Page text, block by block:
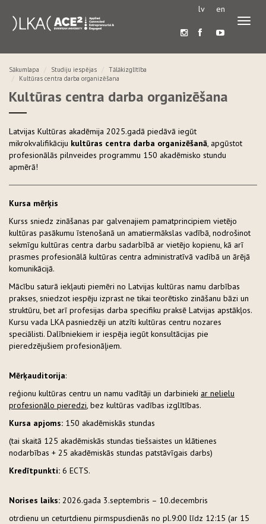
lv en
Sākumlapa Studiju iespējas
Tālākizglītība
Kultūras centra darba organizēšana
Kultūras centra darba organizēšana
Latvijas Kultūras akadēmija 2025.gadā piedāvā iegūt
mikrokvalifikāciju kultūras centra darba organizēšanā, apgūstot
profesionālās pilnveides programmu 150 akadēmisko stundu
apmērā!
Kursa mērķis
Kurss sniedz zināšanas par galvenajiem pamatprincipiem vietējo
kultūras pasākumu īstenošanā un amatiermākslas vadībā, nodrošinot
sekmīgu kultūras centra darbu sadarbībā ar vietējo kopienu, kā arī
prasmes profesionālā kultūras centra administratīvā vadībā un ārējā
komunikācijā.
Mācību saturā iekļauti piemēri no Latvijas kultūras namu darbības
prakses, sniedzot iespēju izprast ne tikai teorētisko zināšanu bāzi un
struktūru, bet arī profesijas darba specifiku praksē Latvijas apstākļos.
Kursu vada LKA pasniedzēji un atzīti kultūras centru nozares
speciālisti. Dalībniekiem ir iespēja iegūt konsultācijas pie
pieredzējušiem profesionāļiem.
Mērķauditorija:
reģionu kultūras centru un namu vadītāji un darbinieki ar nelielu
profesionālo pieredzi, bez kultūras vadības izglītības.
Kursa apjoms: 150 akadēmiskās stundas
(tai skaitā 125 akadēmiskās stundas tiešsaistes un klātienes
nodarbības + 25 akadēmiskās stundas patstāvīgais darbs)
Kredītpunkti: 6 ECTS.
Norises laiks: 2026.gada 3.septembris – 10.decembris
otrdienu un ceturtdienu pirmspusdienās no pl.9:00 līdz 12:15 (ar 15